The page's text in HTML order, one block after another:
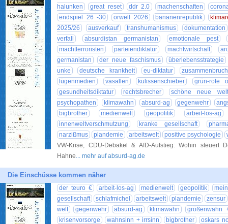
halunken
great reset ddr 2.0 machenschaften
endspiel 26 -30
orwell 2026 bananenrepublik
2025/26
ausverkauf transhumanismus
dokumentation
verfall
absurdistan germanistan
emotionale pest
machtterroristen
parteiendiktatur machtwirtschaft
germanistan
der neue faschismus
überlebensstrategie
unke
deutsche krankheit eu-diktatur
zusammenbruch
lügenmedien
vasallen kulissenschieber
grün-rote
gesundheitsdiktatur
rechtsbrecher
schöne neue welt
psychopathen
klimawahn absurd-ag gegenwehr
bigbrother
medienwelt geopolitik
arbeit-los-ag
innenweltverschmutzung
kranke gesellschaft
narzißmus
plandemie arbeitswelt positive psychologie
VW-Krise, CDU-Debakel & AfD-Aufstieg: Wohin steuert
Hahne... mehr auf absurd-ag.de
Die Einschüsse kommen näher
der teuro € arbeit-los-ag medienwelt geopolitik
gesellschaft
schlafmichel arbeitswelt plandemie
zensur
welt
gegenwehr absurd-ag klimawahn
größenwahn
krisenvorsorge
wahnsinn + irrsinn bigbrother
oskars